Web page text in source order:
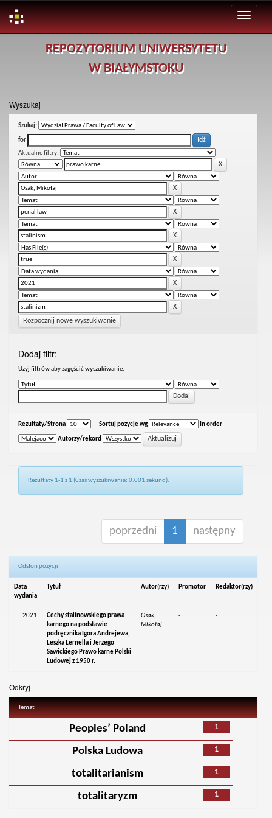
REPOZYTORIUM UNIWERSYTETU
W BIAŁYMSTOKU
Wyszukaj
Szukaj:
for
Aktualne filtry:
Rozpocznij nowe wyszukiwanie
Dodaj filtr:
Uzyj filtrów aby zagęścić wyszukiwanie.
Rezultaty/Strona Sortuj pozycje wg In order
Autorzy/rekord
Rezultaty 1-1 z 1 (Czas wyszukiwania: 0.001 sekund).
poprzedni 1 następny
Odsłon pozycji:
Data
wydania
Tytuł Autor(rzy) Promotor Redaktor(rzy)
2021
Cechy stalinowskiego prawa
karnego na podstawie
podręcznika Igora Andrejewa,
Leszka Lernella i Jerzego
Sawickiego Prawo karne Polski
Ludowej z 1950 r.
Osak,
Mikołaj
- -
Odkryj
Temat
1
Peoples’ Poland
1
Polska Ludowa
1
totalitarianism
1
totalitaryzm